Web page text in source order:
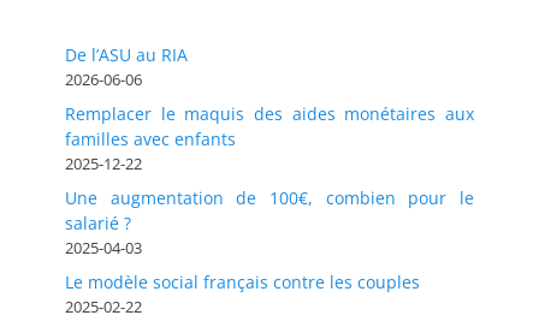
De l’ASU au RIA
2026-06-06
Remplacer le maquis des aides monétaires aux
familles avec enfants
2025-12-22
Une augmentation de 100€, combien pour le
salarié ?
2025-04-03
Le modèle social français contre les couples
2025-02-22